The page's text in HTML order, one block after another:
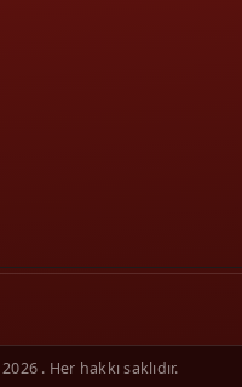
. Her hakkı saklıdır.